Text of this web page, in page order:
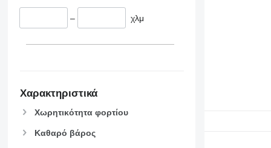
– χλμ
Χαρακτηριστικά
Χωρητικότητα φορτίου
Καθαρό βάρος